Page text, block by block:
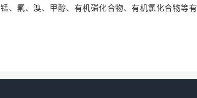
氟、溴、甲醇、有机磷化合物、有机氯化合物等有